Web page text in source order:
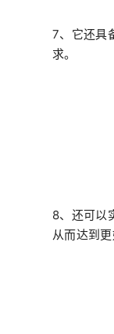
7、它还具
求。
8、还可以
从而达到